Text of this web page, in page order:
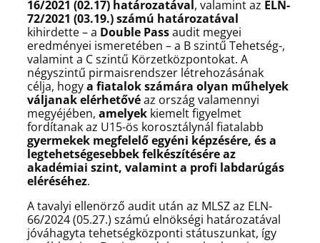
16/2021 (02.17) határozatával, valamint az ELN-
72/2021 (03.19.) számú határozatával
kihirdette – a Double Passaudit megyei
eredményei ismeretében – a B szintű Tehetség-,
valamint a C szintű Körzetközpontokat. A
négyszintű pirmaisrendszer létrehozásának
célja, hogya fiatalok számára olyan műhelyek
váljanak elérhetővéaz ország valamennyi
megyéjében, amelyek kiemelt figyelmet
fordítanak az U15-ös korosztálynál fiatalabb
gyermekek megfelelő egyéni képzésére, és a
legtehetségesebbek felkészítésére az
akadémiai szint, valamint a profi labdarúgás
eléréséhez.
A tavalyi ellenörző audit után az MLSZ az ELN-
66/2024 (05.27.) számú elnökségi határozatával
jóváhagyta tehetségközponti státuszunkat, így